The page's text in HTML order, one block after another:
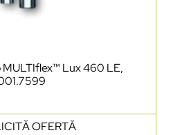
MULTIflex™ Lux 460 LE,
OFERTĂ